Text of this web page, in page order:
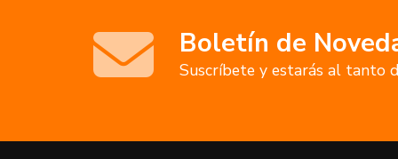
Boletín de
Suscríbete y estarás al tanto